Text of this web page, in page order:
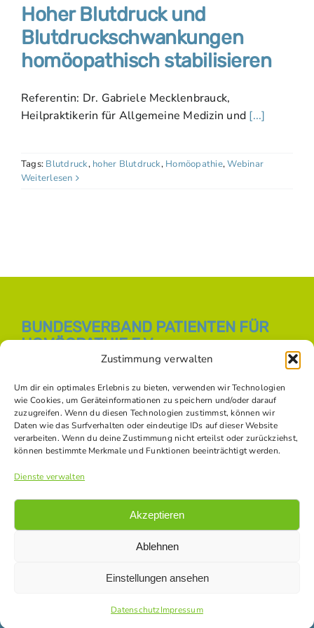
Zustimmung verwalten
Um dir ein optimales Erlebnis zu bieten, verwenden wir Technologien
wie Cookies, um Geräteinformationen zu speichern und/oder darauf
zuzugreifen. Wenn du diesen Technologien zustimmst, können wir
Daten wie das Surfverhalten oder eindeutige IDs auf dieser Website
verarbeiten. Wenn du deine Zustimmung nicht erteilst oder zurückziehst,
können bestimmte Merkmale und Funktionen beeinträchtigt werden.
Dienste verwalten
Akzeptieren
Ablehnen
Einstellungen ansehen
DatenschutzImpressum
Hoher Blutdruck und
Blutdruckschwankungen
homöopathisch stabilisieren
Referentin: Dr. Gabriele Mecklenbrauck,
Heilpraktikerin für Allgemeine Medizin und [...]
Tags: Blutdruck, hoher Blutdruck, Homöopathie,Webinar
Weiterlesen
BUNDESVERBAND PATIENTEN FÜR
HOMÖOPATHIE E.V.
E-Mail:
info [at] bph-online.de
Webseite:Homöopathie Online
SOZIALE NETZWERKE
Datenschutz|Impressum|Kontakt